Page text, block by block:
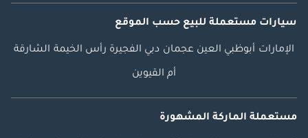
سيارات مستعملة للبيع حسب الموقع
الإمارات أبوظبي العين عجمان دبي الفجيرة رأس الخيمة الشارقة
أم القيوين
مستعملة الماركة المشهورة